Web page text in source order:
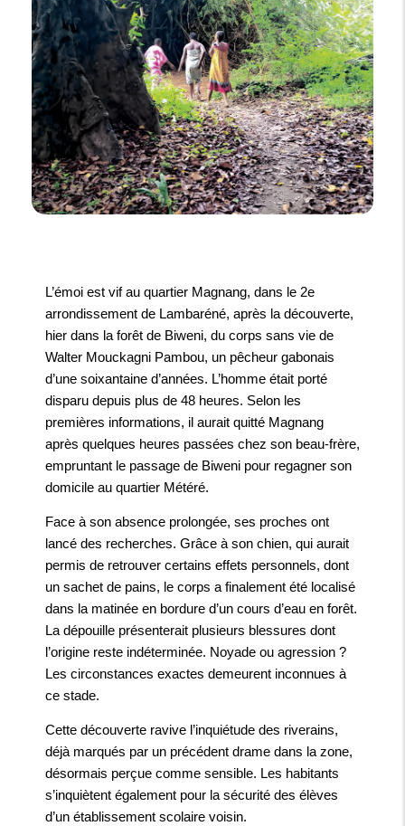
L’émoi est vif au quartier Magnang, dans le 2e
arrondissement de Lambaréné, après la découverte,
hier dans la forêt de Biweni, du corps sans vie de
Walter Mouckagni Pambou, un pêcheur gabonais
d’une soixantaine d’années. L’homme était porté
disparu depuis plus de 48 heures. Selon les
premières informations, il aurait quitté Magnang
après quelques heures passées chez son beau-frère,
empruntant le passage de Biweni pour regagner son
domicile au quartier Météré.
Face à son absence prolongée, ses proches ont
lancé des recherches. Grâce à son chien, qui aurait
permis de retrouver certains effets personnels, dont
un sachet de pains, le corps a finalement été localisé
dans la matinée en bordure d’un cours d’eau en forêt.
La dépouille présenterait plusieurs blessures dont
l’origine reste indéterminée. Noyade ou agression ?
Les circonstances exactes demeurent inconnues à
ce stade.
Cette découverte ravive l’inquiétude des riverains,
déjà marqués par un précédent drame dans la zone,
désormais perçue comme sensible. Les habitants
s’inquiètent également pour la sécurité des élèves
d’un établissement scolaire voisin.